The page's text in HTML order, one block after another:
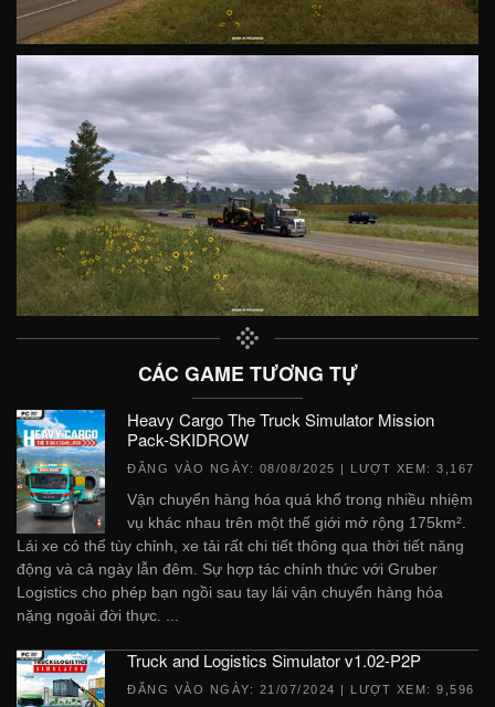
CÁC GAME TƯƠNG TỰ
Heavy Cargo The Truck Simulator Mission
Pack-SKIDROW
ĐĂNG VÀO NGÀY: 08/08/2025 | LƯỢT XEM: 3,167
Vận chuyển hàng hóa quá khổ trong nhiều nhiệm
vụ khác nhau trên một thế giới mở rộng 175km².
Lái xe có thể tùy chỉnh, xe tải rất chi tiết thông qua thời tiết năng
động và cả ngày lẫn đêm. Sự hợp tác chính thức với Gruber
Logistics cho phép bạn ngồi sau tay lái vận chuyển hàng hóa
nặng ngoài đời thực. ...
Truck and Logistics Simulator v1.02-P2P
ĐĂNG VÀO NGÀY: 21/07/2024 | LƯỢT XEM: 9,596